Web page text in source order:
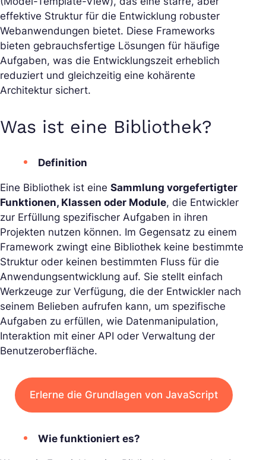
effektive Struktur für die Entwicklung robuster
Webanwendungen bietet. Diese Frameworks
bieten gebrauchsfertige Lösungen für häufige
Aufgaben, was die Entwicklungszeit erheblich
reduziert und gleichzeitig eine kohärente
Architektur sichert.
Was ist eine Bibliothek?
Definition
Eine Bibliothek ist eine Sammlung vorgefertigter
Funktionen, Klassen oder Module, die Entwickler
zur Erfüllung spezifischer Aufgaben in ihren
Projekten nutzen können. Im Gegensatz zu einem
Framework zwingt eine Bibliothek keine bestimmte
Struktur oder keinen bestimmten Fluss für die
Anwendungsentwicklung auf. Sie stellt einfach
Werkzeuge zur Verfügung, die der Entwickler nach
seinem Belieben aufrufen kann, um spezifische
Aufgaben zu erfüllen, wie Datenmanipulation,
Interaktion mit einer API oder Verwaltung der
Benutzeroberfläche.
Erlerne die Grundlagen von JavaScript
Wie funktioniert es?